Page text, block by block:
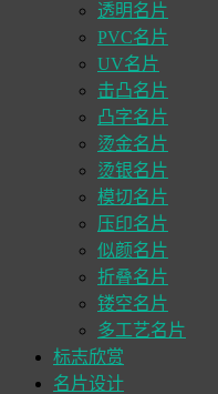
透明名片
PVC名片
UV名片
击凸名片
凸字名片
烫金名片
烫银名片
模切名片
压印名片
似颜名片
折叠名片
镂空名片
多工艺名片
标志欣赏
名片设计